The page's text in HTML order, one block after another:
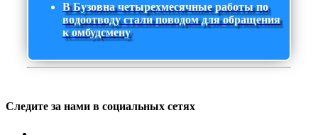
В Бузовна четырехмесячные работы по
водоотводу стали поводом для обращения
к омбудсмену
Следите за нами в социальных сетях